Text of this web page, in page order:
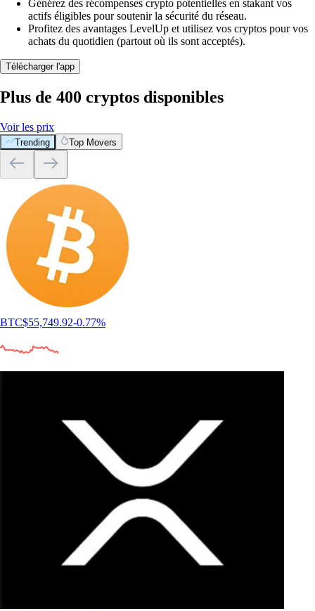
Générez des récompenses crypto potentielles en stakant vos
actifs éligibles pour soutenir la sécurité du réseau.
Profitez des avantages LevelUp et utilisez vos cryptos pour vos
achats du quotidien (partout où ils sont acceptés).
Télécharger l'app
Plus de 400 cryptos disponibles
Voir les prix
Trending Top Movers
BTC$55,749.92-0.77%